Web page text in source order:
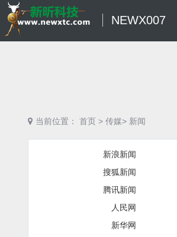
NEWX007
当前位置： 首页 > 传媒> 新闻
新浪新闻
搜狐新闻
腾讯新闻
人民网
新华网